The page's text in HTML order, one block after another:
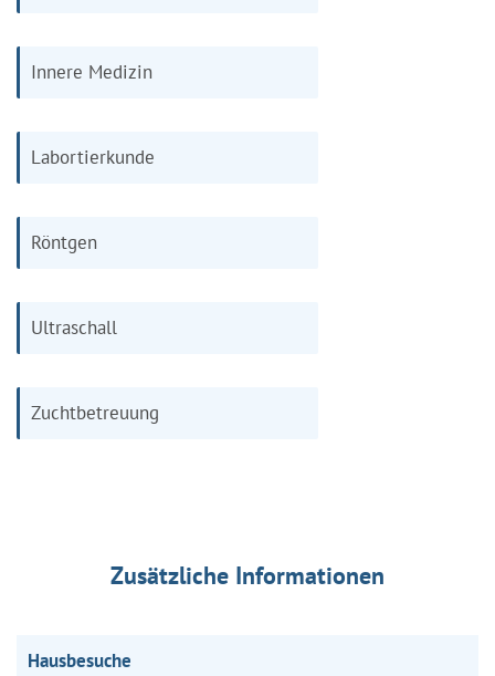
Innere Medizin
Labortierkunde
Röntgen
Ultraschall
Zuchtbetreuung
Zusätzliche Informationen
Hausbesuche